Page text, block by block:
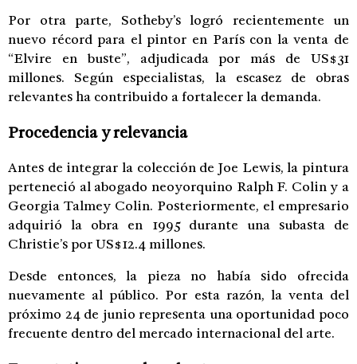
Por otra parte, Sotheby’s logró recientemente un
nuevo récord para el pintor en París con la venta de
“Elvire en buste”, adjudicada por más de US$31
millones. Según especialistas, la escasez de obras
relevantes ha contribuido a fortalecer la demanda.
Procedencia y relevancia
Antes de integrar la colección de Joe Lewis, la pintura
perteneció al abogado neoyorquino Ralph F. Colin y a
Georgia Talmey Colin. Posteriormente, el empresario
adquirió la obra en 1995 durante una subasta de
Christie’s por US$12.4 millones.
Desde entonces, la pieza no había sido ofrecida
nuevamente al público. Por esta razón, la venta del
próximo 24 de junio representa una oportunidad poco
frecuente dentro del mercado internacional del arte.